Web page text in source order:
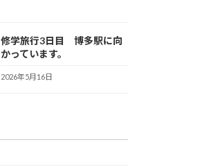
修学旅行3日目 博多駅に向
かっています。
2026年5月16日